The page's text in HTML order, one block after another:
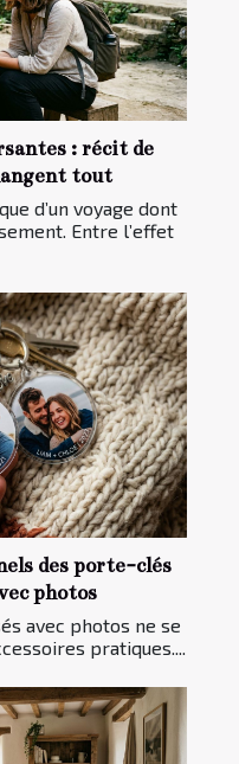
: récit de
tout
d’un voyage dont
Entre l’effet
des porte-clés
photos
avec photos ne se
pratiques....